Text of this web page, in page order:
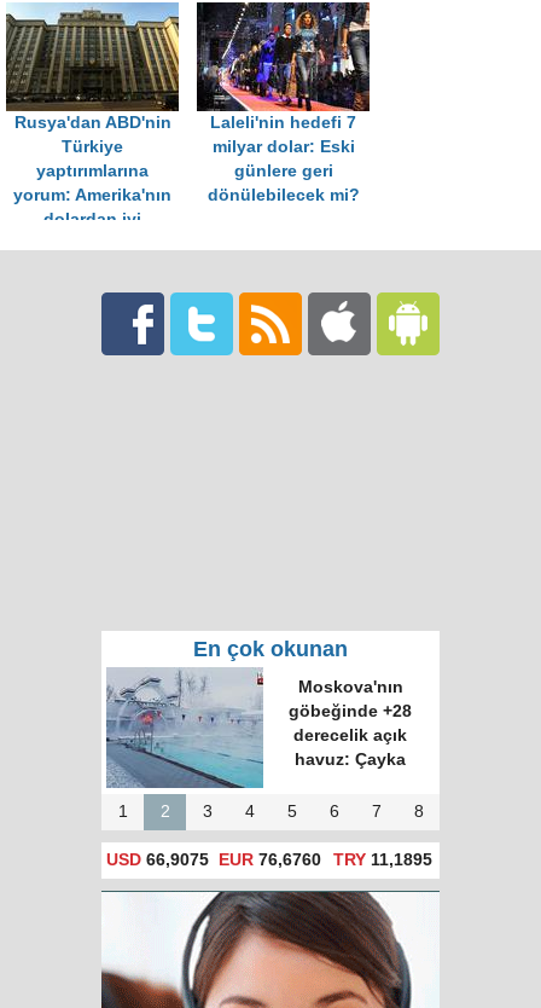
Rusya'dan ABD'nin
Türkiye
yaptırımlarına
yorum: Amerika'nın
dolardan iyi
Laleli'nin hedefi 7
milyar dolar: Eski
günlere geri
dönülebilecek mi?
En çok okunan
Moskova'nın
göbeğinde +28
derecelik açık
havuz: Çayka
1 2 3 4 5 6 7 8
USD 66,9075 EUR 76,6760 TRY 11,1895